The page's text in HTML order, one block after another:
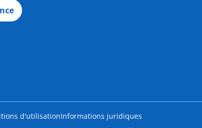
d'utilisationInformations juridiques